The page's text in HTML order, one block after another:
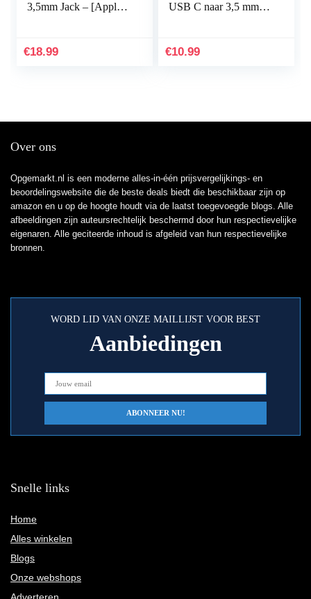
3,5mm Jack – [Apple
11 Pro Max/Xs…
€18.99
USB C naar 3,5 mm
S21 FE, type C Aux
€10.99
Over ons
Opgemarkt.nl is een moderne alles-in-één prijsvergelijkings- en
beoordelingswebsite die de beste deals biedt die beschikbaar zijn op
amazon en u op de hoogte houdt via de laatst toegevoegde blogs. Alle
afbeeldingen zijn auteursrechtelijk beschermd door hun respectievelijke
eigenaren. Alle geciteerde inhoud is afgeleid van hun respectievelijke
bronnen.
WORD LID VAN ONZE MAILLIJST VOOR BEST
Aanbiedingen
Snelle links
Home
Alles winkelen
Blogs
Onze webshops